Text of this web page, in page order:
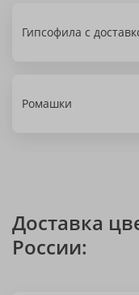
Гипсофила с
Ромашки
Доставка
России: